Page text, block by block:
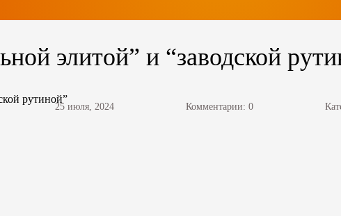
элитой” и “заводской
25 июля, 2024 Комментарии: 0